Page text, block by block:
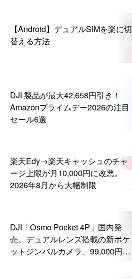
【Android】デュアルSIMを楽に切
替える方法
DJI 製品が最大42,658円引き！
Amazonプライムデー2026の注目
セール6選
楽天Edy→楽天キャッシュのチャ
ージ上限が月10,000円に改悪。
2026年8月から大幅制限
DJI「Osmo Pocket 4P」国内発
売。デュアルレンズ搭載の新ポケ
ットジンバルカメラ、99,000円か